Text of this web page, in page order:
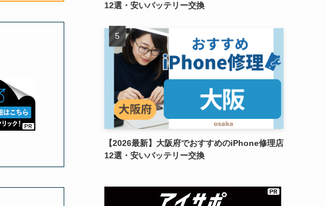
12選・安いバッテリー交換
【2026最新】大阪府でおすすめのiPhone修理店
12選・安いバッテリー交換